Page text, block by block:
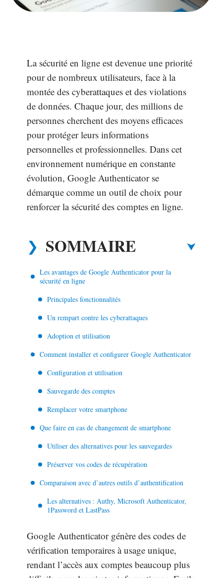
La sécurité en ligne est devenue une priorité
pour de nombreux utilisateurs, face à la
montée des cyberattaques et des violations
de données. Chaque jour, des millions de
personnes cherchent des moyens efficaces
pour protéger leurs informations
personnelles et professionnelles. Dans cet
environnement numérique en constante
évolution, Google Authenticator se
démarque comme un outil de choix pour
renforcer la sécurité des comptes en ligne.
SOMMAIRE
Les avantages de Google Authenticator pour la
sécurité en ligne
Principales fonctionnalités
Un rempart contre les cyberattaques
Adoption et utilisation
Comment installer et configurer Google Authenticator
Configuration et utilisation
Sauvegarde des comptes
Remplacer votre smartphone
Que faire en cas de changement de smartphone
Utiliser des alternatives pour les sauvegardes
Préserver vos codes de récupération
Comparaison avec d’autres outils d’authentification
Les alternatives : Authy, Microsoft Authenticator,
1Password et LastPass
Google Authenticator génère des codes de
vérification temporaires à usage unique,
rendant l’accès aux comptes beaucoup plus